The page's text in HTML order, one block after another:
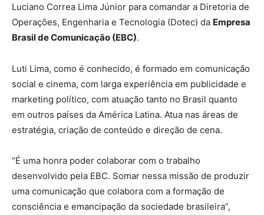
Luciano Correa Lima Júnior para comandar a Diretoria de
Operações, Engenharia e Tecnologia (Dotec) da Empresa
Brasil de Comunicação (EBC).
Luti Lima, como é conhecido, é formado em comunicação
social e cinema, com larga experiência em publicidade e
marketing político, com atuação tanto no Brasil quanto
em outros países da América Latina. Atua nas áreas de
estratégia, criação de conteúdo e direção de cena.
“É uma honra poder colaborar com o trabalho
desenvolvido pela EBC. Somar nessa missão de produzir
uma comunicação que colabora com a formação de
consciência e emancipação da sociedade brasileira”,